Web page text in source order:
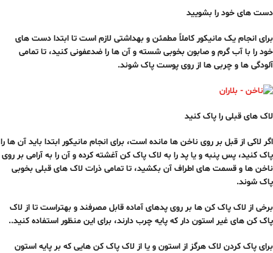
دست های خود را بشویید
برای انجام یک مانیکور کاملاً مطمئن و بهداشتی لازم است تا ابتدا دست های
خود را با آب گرم و صابون بخوبی شسته و آن ها را ضدعفونی کنید، تا تمامی
آلودگی ها و چربی ها از روی پوست پاک شوند.
لاک های قبلی را پاک کنید
اگر لاکی از قبل بر روی ناخن ها مانده است، برای انجام مانیکور ابتدا باید آن ها را
پاک کنید، پس پنبه و یا پد را به لاک پاک کن آغشته کرده و آن را به آرامی بر روی
ناخن ها و قسمت های اطراف آن بکشید، تا تمامی ذرات لاک های قبلی بخوبی
پاک شوند.
برخی از لاک پاک کن ها بر روی پدهای آماده قابل مصرفند و بهتراست تا از لاک
پاک کن های غیر استون دار که پایه چرب دارند، برای این منظور استفاده کنید..
برای پاک کردن لاک هرگز از استون و یا از لاک پاک کن هایی که بر پایه استون